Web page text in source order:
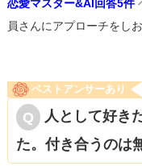
恋愛マスター&AI回答5件
員さんにアプローチをし
ベストアンサーあり
人として好き
た。付き合うのは